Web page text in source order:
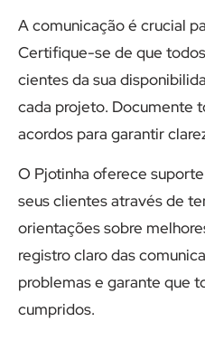
A comunicação é crucial
Certifique-se de que
cientes da sua
cada projeto. Documente
acordos para garantir
O Pjotinha oferece
seus clientes através de
orientações sobre
registro claro das
problemas e garante que
cumpridos.